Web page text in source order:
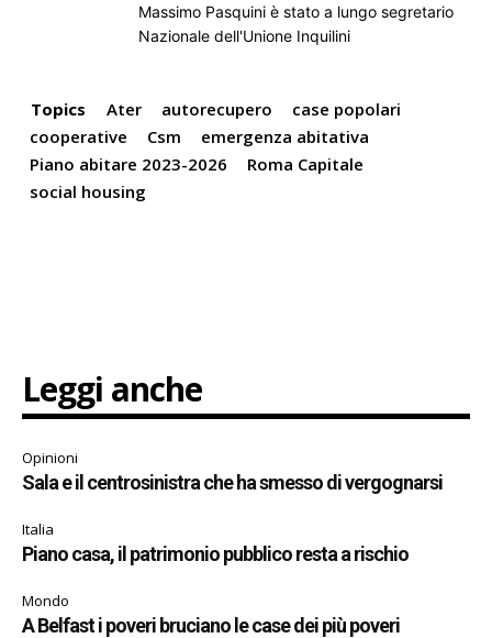
Massimo Pasquini è stato a lungo segretario
Nazionale dell'Unione Inquilini
Topics Ater autorecupero
case popolari
cooperative
Csm
emergenza abitativa
Piano abitare 2023-2026
Roma Capitale
social housing
Leggi anche
Opinioni
Sala e il centrosinistra che ha smesso di vergognarsi
Italia
Piano casa, il patrimonio pubblico resta a rischio
Mondo
A Belfast i poveri bruciano le case dei più poveri